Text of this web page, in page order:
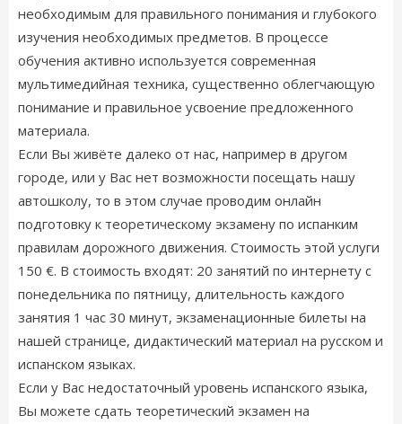
необходимым для правильного понимания и глубокого
изучения необходимых предметов. В процессе
обучения активно используется современная
мультимедийная техника, существенно облегчающую
понимание и правильное усвоение предложенного
материала.
Если Вы живёте далеко от нас, например в другом
городе, или у Вас нет возможности посещать нашу
автошколу, то в этом случае проводим онлайн
подготовку к теоретическому экзамену по испанким
правилам дорожного движения. Стоимость этой услуги
150 €. В стоимость входят: 20 занятий по интернету с
понедельника по пятницу, длительность каждого
занятия 1 час 30 минут, экзаменационные билеты на
нашей странице, дидактический материал на русском и
испанском языках.
Если у Вас недостаточный уровень испанского языка,
Вы можете сдать теоретический экзамен на